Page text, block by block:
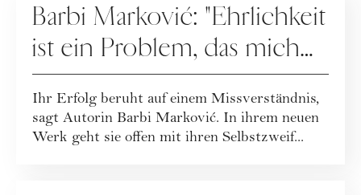
Barbi Marković: "Ehrlichkeit
ist ein Problem, das mich
verfolgt"
Ihr Erfolg beruht auf einem Missverständnis,
sagt Autorin Barbi Marković. In ihrem neuen
Werk geht sie offen mit ihren Selbstzweif...